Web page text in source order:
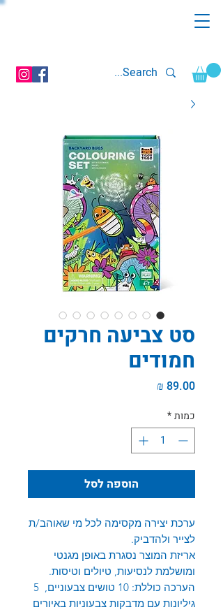
סט צביעה חרקים
חמודים
כמות*
הוספה לסל
ערכת יצירה מקסימה לכל מי שאוהב/ת
לצייר ולהדביק.
אריזת המוצר נסגרת באופן מגנטי
ומושלמת לנסיעות, טיולים וטיסות.
הערכה כוללת: 10 טושים צבעוניים, 5
גיליונות עם מדבקות צבעוניות באיורים